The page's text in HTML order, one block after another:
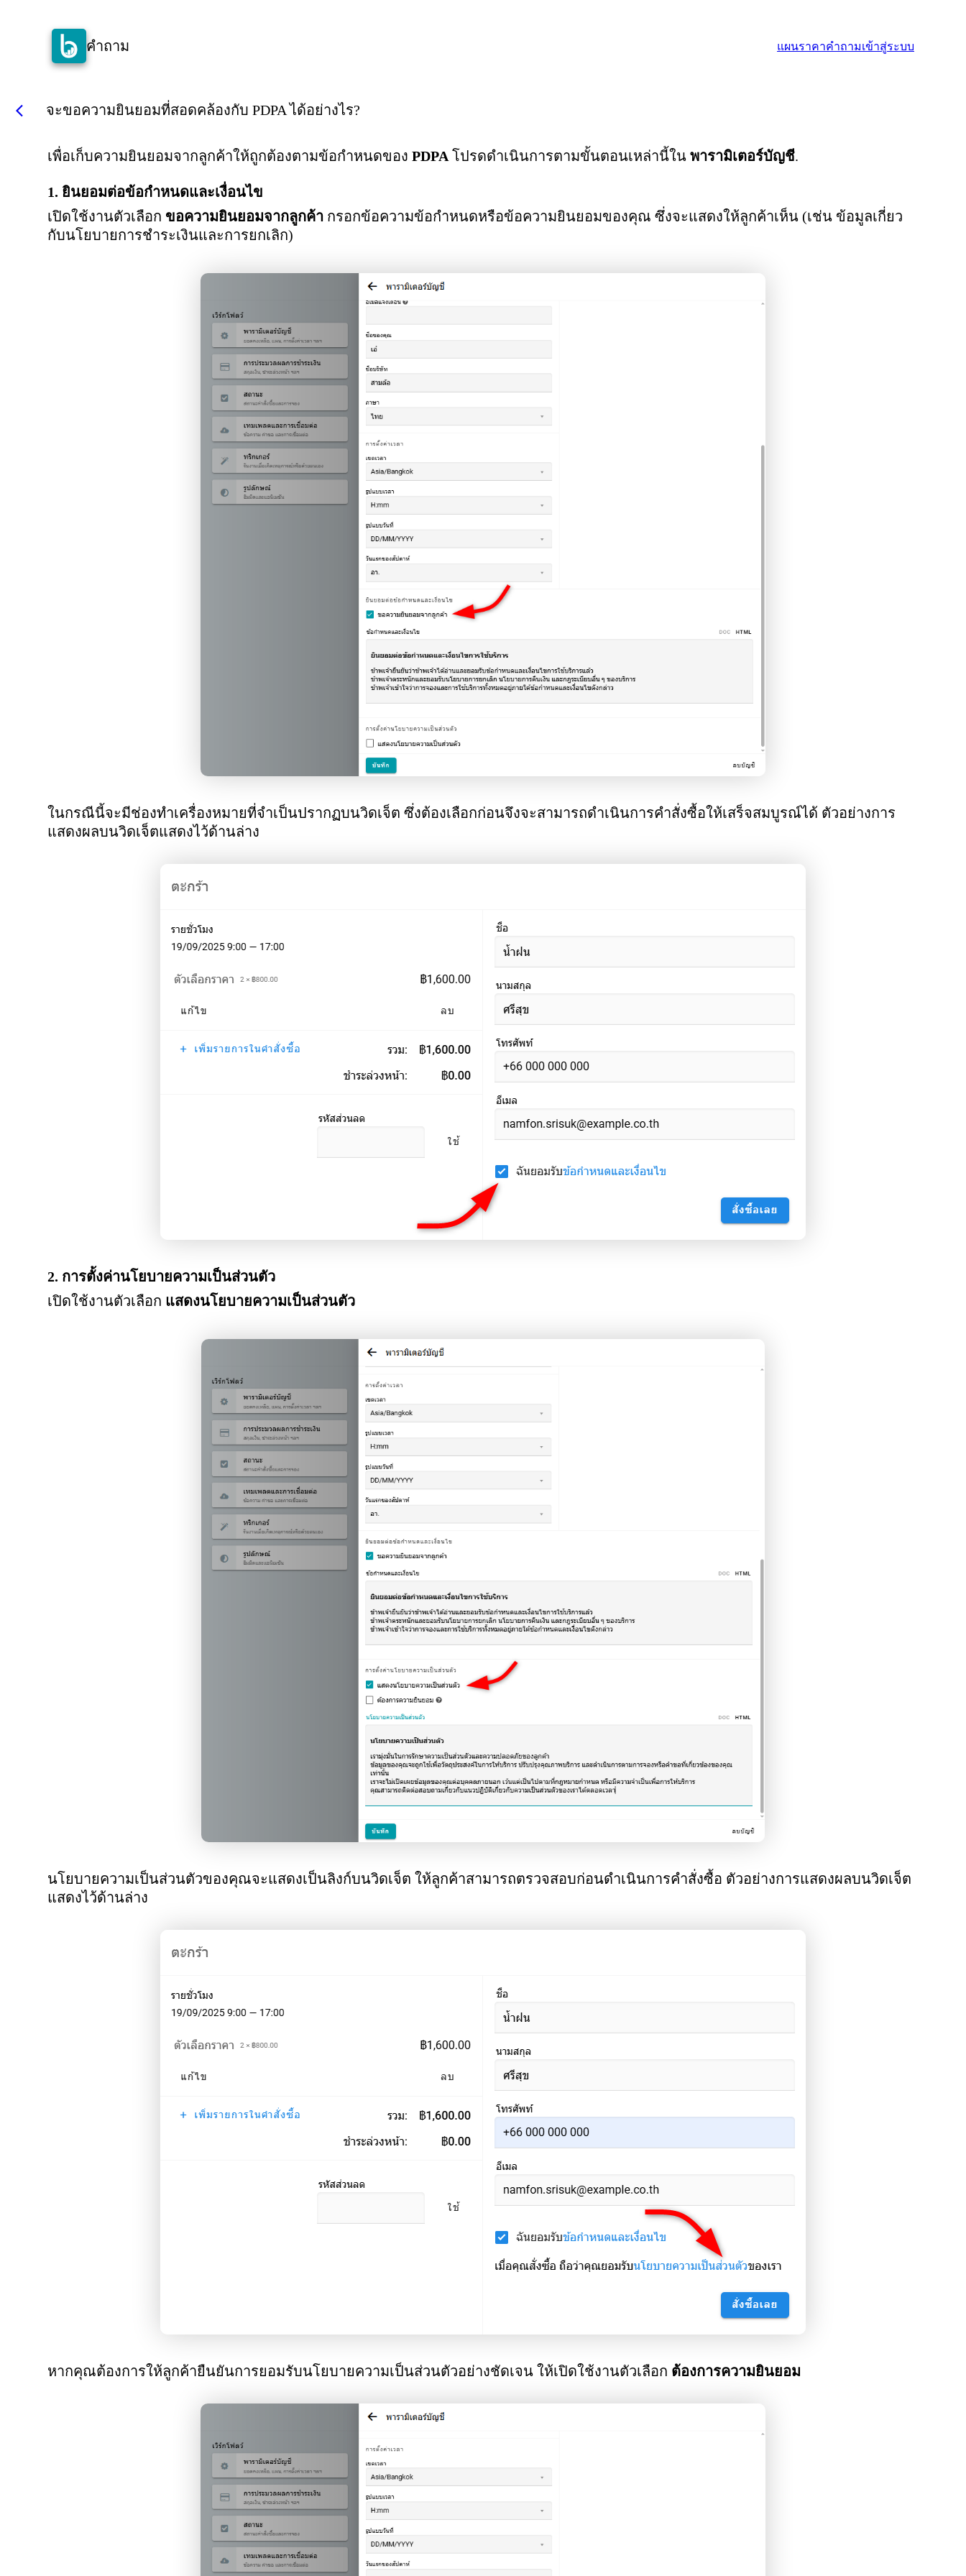
คำถาม แผนราคาคำถามเข้าสู่ระบบ
arrow_back_ios จะขอความยินยอมที่สอดคล้องกับ PDPA ได้อย่างไร?
เพื่อเก็บความยินยอมจากลูกค้าให้ถูกต้องตามข้อกำหนดของ PDPA โปรดดำเนินการตามขั้นตอนเหล่านี้ใน พารามิเตอร์บัญชี.
1. ยินยอมต่อข้อกำหนดและเงื่อนไข
เปิดใช้งานตัวเลือก ขอความยินยอมจากลูกค้า กรอกข้อความข้อกำหนดหรือข้อความยินยอมของคุณ ซึ่งจะแสดงให้ลูกค้าเห็น (เช่น ข้อมูลเกี่ยว
กับนโยบายการชำระเงินและการยกเลิก)
ในกรณีนี้จะมีช่องทำเครื่องหมายที่จำเป็นปรากฏบนวิดเจ็ต ซึ่งต้องเลือกก่อนจึงจะสามารถดำเนินการคำสั่งซื้อให้เสร็จสมบูรณ์ได้ ตัวอย่างการ
แสดงผลบนวิดเจ็ตแสดงไว้ด้านล่าง
2. การตั้งค่านโยบายความเป็นส่วนตัว
เปิดใช้งานตัวเลือก แสดงนโยบายความเป็นส่วนตัว
นโยบายความเป็นส่วนตัวของคุณจะแสดงเป็นลิงก์บนวิดเจ็ต ให้ลูกค้าสามารถตรวจสอบก่อนดำเนินการคำสั่งซื้อ ตัวอย่างการแสดงผลบนวิดเจ็ต
แสดงไว้ด้านล่าง
หากคุณต้องการให้ลูกค้ายืนยันการยอมรับนโยบายความเป็นส่วนตัวอย่างชัดเจน ให้เปิดใช้งานตัวเลือก ต้องการความยินยอม